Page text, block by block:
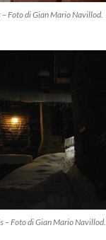
Foto di Gian Mario Navillod.
– Foto di Gian Mario Navillod.